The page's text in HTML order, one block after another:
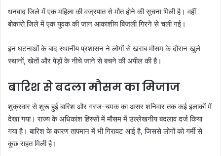
धनबाद जिले में एक महिला की वज्रपात से मौत होने की सूचना मिली है। वहीं
बोकारो जिले में एक युवक की जान आकाशीय बिजली गिरने से चली गई।
इन घटनाओं के बाद स्थानीय प्रशासन ने लोगों से खराब मौसम के दौरान खुले
स्थानों, खेतों और पेड़ों के नीचे जाने से बचने की अपील की है।
बारिश से बदला मौसम का मिजाज
शुक्रवार से शुरू हुई बारिश और गरज-चमक का असर शनिवार तक कई इलाकों में
देखा गया। राज्य के अधिकांश हिस्सों में मौसम में उल्लेखनीय बदलाव दर्ज किया
गया है। बारिश के कारण तापमान में भी गिरावट आई है, जिससे लोगों को गर्मी से
कुछ राहत मिली है।